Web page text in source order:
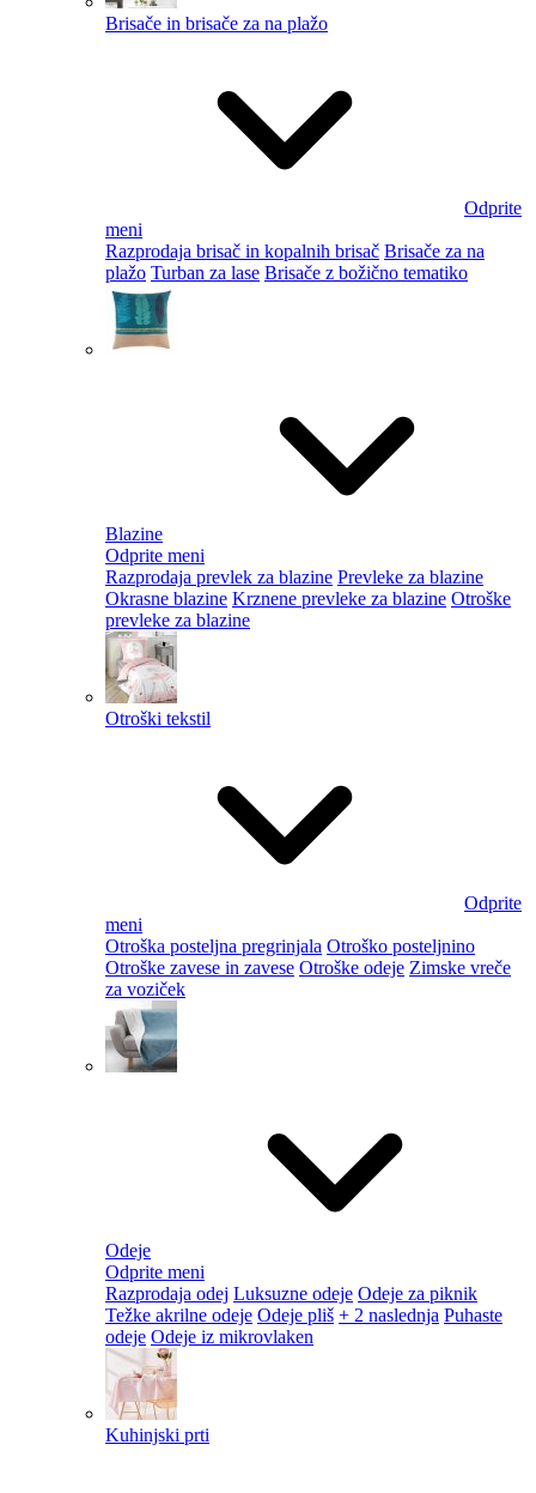
Brisače in brisače za na plažo
Odprite
meni
Razprodaja brisač in kopalnih brisač Brisače za na
plažo Turban za lase Brisače z božično tematiko
Blazine
Odprite meni
Razprodaja prevlek za blazine Prevleke za blazine
Okrasne blazine Krznene prevleke za blazine Otroške
prevleke za blazine
Otroški tekstil
Odprite
meni
Otroška posteljna pregrinjala Otroško posteljnino
Otroške zavese in zavese Otroške odeje Zimske vreče
za voziček
Odeje
Odprite meni
Razprodaja odej Luksuzne odeje Odeje za piknik
Težke akrilne odeje Odeje pliš + 2 naslednja Puhaste
odeje Odeje iz mikrovlaken
Kuhinjski prti